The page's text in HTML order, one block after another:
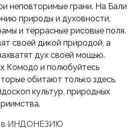
неповторимые грани. На Бали
природы и духовности,
и террасные рисовые поля.
своей дикой природой, а
дух своей мощью.
Комодо и полюбуйтесь
обитают только здесь.
культур, природных